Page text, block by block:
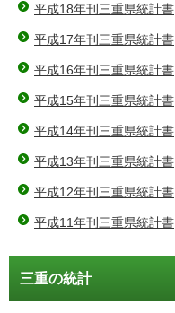
平成18年刊三重県統計書
平成17年刊三重県統計書
平成16年刊三重県統計書
平成15年刊三重県統計書
平成14年刊三重県統計書
平成13年刊三重県統計書
平成12年刊三重県統計書
平成11年刊三重県統計書
三重の統計